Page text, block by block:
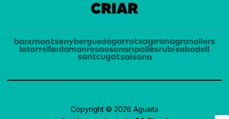
Copyright © 2026 Aguaita